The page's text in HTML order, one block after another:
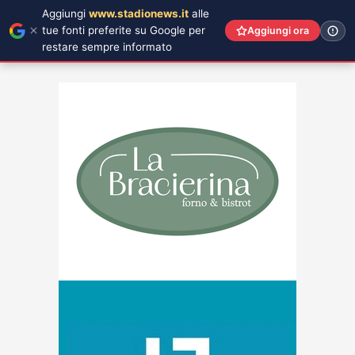
Aggiungi www.stadionews.it alle
tue fonti preferite su Google per
restare sempre informato
Aggiungi ora